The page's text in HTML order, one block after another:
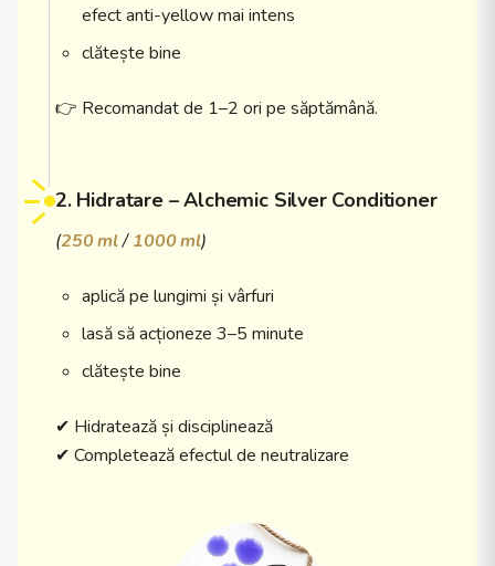
efect anti-yellow mai intens
clătește bine
👉 Recomandat de 1–2 ori pe săptămână.
2. Hidratare – Alchemic Silver Conditioner
(250 ml/1000 ml)
aplică pe lungimi și vârfuri
lasă să acționeze 3–5 minute
clătește bine
✔ Hidratează și disciplinează
✔ Completează efectul de neutralizare